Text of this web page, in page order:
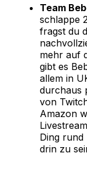
Team
schlappe
fragst du
mehr auf
gibt es
allem in
durchaus
von
Amazon
Ding rund
drin zu